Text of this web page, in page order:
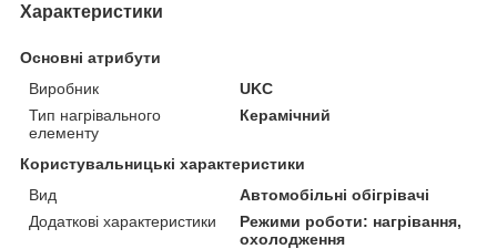
Характеристики
Основні атрибути
Виробник
UKC
Тип нагрівального
елементу
Керамічний
Користувальницькі характеристики
Вид
Автомобільні обігрівачі
Додаткові характеристики
Режими роботи: нагрівання,
охолодження